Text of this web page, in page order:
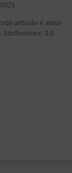
articolo è stato
Attribuzione 3.0